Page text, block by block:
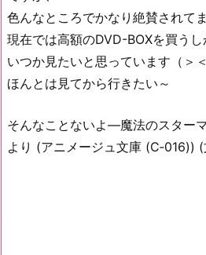
色んなところでかなり絶賛されてま
現在では高額のDVD-BOXを買うし
いつか見たいと思っています（＞＜
ほんとは見てから行きたい～
そんなことないよ―魔法のスター
より (アニメージュ文庫 (C‐016)) (